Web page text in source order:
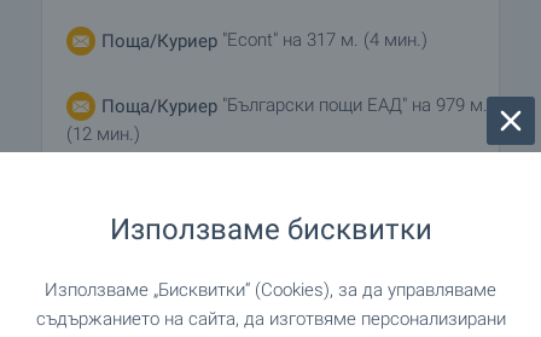
Поща/Куриер "Econt" на 317 м. (4 мин.)
Поща/Куриер "Български пощи ЕАД" на 979 м.
(12 мин.)
Фризьорски салон"Силует" на 190 м. (3 мин.)
Използваме бисквитки
Използваме „Бисквитки“ (Cookies), за да управляваме
съдържанието на сайта, да изготвяме персонализирани